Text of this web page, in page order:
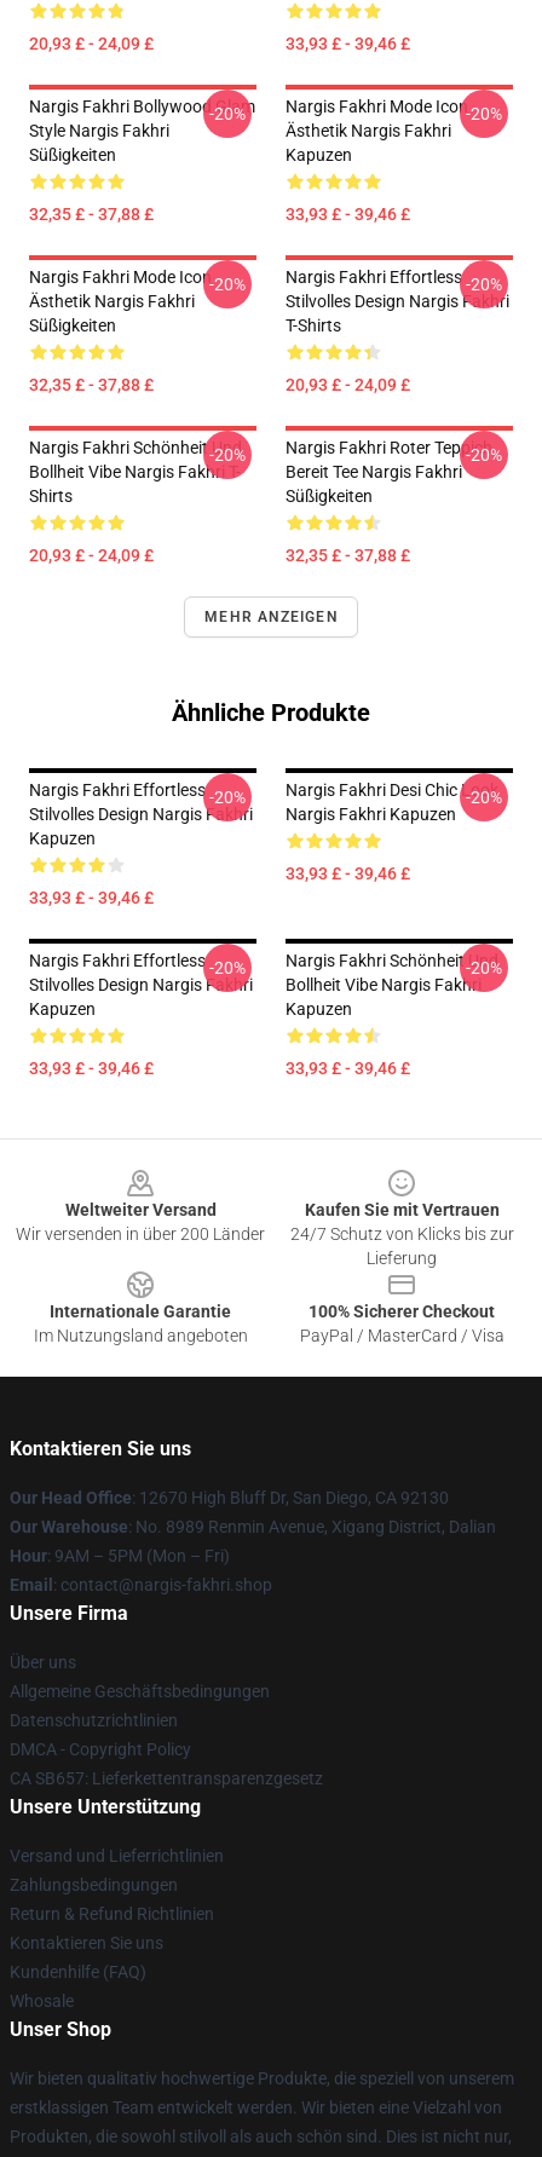
20,93 £ - 24,09 £ 33,93 £ - 39,46 £
Nargis Fakhri Bollywood Glam
Style Nargis Fakhri
Süßigkeiten
32,35 £ - 37,88 £
-20%
Nargis Fakhri Mode Icon
Ästhetik Nargis Fakhri
Kapuzen
33,93 £ - 39,46 £
-20%
Nargis Fakhri Mode Icon
Ästhetik Nargis Fakhri
Süßigkeiten
32,35 £ - 37,88 £
-20%
Nargis Fakhri Effortless
Stilvolles Design Nargis Fakhri
T-Shirts
20,93 £ - 24,09 £
-20%
Nargis Fakhri Schönheit Und
Bollheit Vibe Nargis Fakhri T-
Shirts
20,93 £ - 24,09 £
-20%
Nargis Fakhri Roter Teppich
Bereit Tee Nargis Fakhri
Süßigkeiten
32,35 £ - 37,88 £
-20%
MEHR ANZEIGEN
Ähnliche Produkte
Nargis Fakhri Effortless
Stilvolles Design Nargis Fakhri
Kapuzen
33,93 £ - 39,46 £
-20%
Nargis Fakhri Desi Chic Look
Nargis Fakhri Kapuzen
33,93 £ - 39,46 £
-20%
Nargis Fakhri Effortless
Stilvolles Design Nargis Fakhri
Kapuzen
33,93 £ - 39,46 £
-20%
Nargis Fakhri Schönheit Und
Bollheit Vibe Nargis Fakhri
Kapuzen
33,93 £ - 39,46 £
-20%
Weltweiter Versand
Wir versenden in über 200 Länder
Kaufen Sie mit Vertrauen
24/7 Schutz von Klicks bis zur
Lieferung
Internationale Garantie
Im Nutzungsland angeboten
100% Sicherer Checkout
PayPal / MasterCard / Visa
Kontaktieren Sie uns
Our Head Office: 12670 High Bluff Dr, San Diego, CA 92130
Our Warehouse: No. 8989 Renmin Avenue, Xigang District, Dalian
Hour: 9AM – 5PM (Mon – Fri)
Email : contact@nargis-fakhri.shop
Unsere Firma
Über uns
Allgemeine Geschäftsbedingungen
Datenschutzrichtlinien
DMCA - Copyright Policy
CA SB657: Lieferkettentransparenzgesetz
Unsere Unterstützung
Versand und Lieferrichtlinien
Zahlungsbedingungen
Return & Refund Richtlinien
Kontaktieren Sie uns
Kundenhilfe (FAQ)
Whosale
Unser Shop
Wir bieten qualitativ hochwertige Produkte, die speziell von unserem
erstklassigen Team entwickelt werden. Wir bieten eine Vielzahl von
Produkten, die sowohl stilvoll als auch schön sind. Dies ist nicht nur,